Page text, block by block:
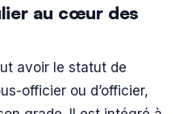
au cœur des
avoir le statut de
officier ou d’officier,